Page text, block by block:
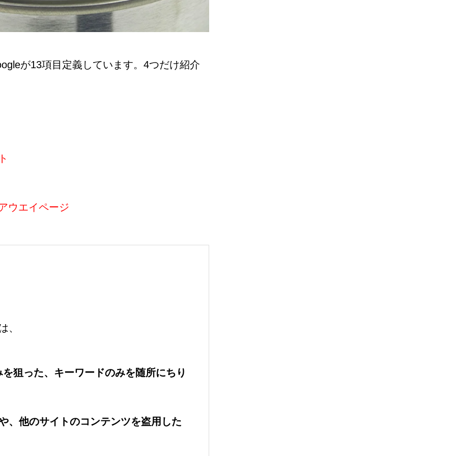
が13項目定義しています。4つだけ紹介
ウエイページ
、
狙った、キーワードのみを随所にちり
、他のサイトのコンテンツを盗用した